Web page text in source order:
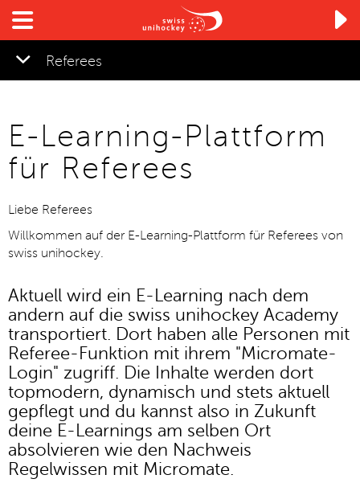

Referees
E-Learning-Plattform
für Referees
Liebe Referees
Willkommen auf der E-Learning-Plattform für Referees von
swiss unihockey.
Aktuell wird ein E-Learning nach dem
andern auf die swiss unihockey Academy
transportiert. Dort haben alle Personen mit
Referee-Funktion mit ihrem "Micromate-
Login" zugriff. Die Inhalte werden dort
topmodern, dynamisch und stets aktuell
gepflegt und du kannst also in Zukunft
deine E-Learnings am selben Ort
absolvieren wie den Nachweis
Regelwissen mit Micromate.